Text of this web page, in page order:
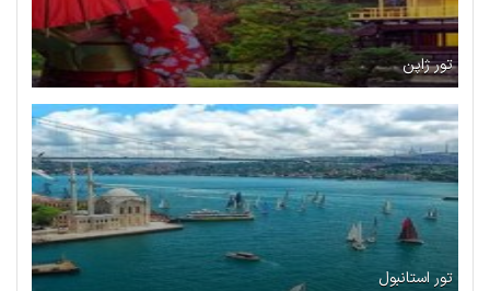
تور ژاپن
تور استانبول